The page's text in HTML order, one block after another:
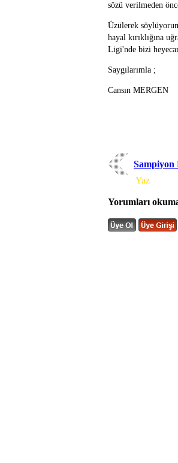
sözü verilmeden
Üzülerek
hayal kırıklığına
Ligi'nde bizi
Saygılarımla ;
Cansın MERGEN
Sampiyon
Yaz
Yorumları